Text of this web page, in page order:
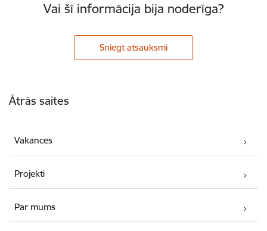
Vai šī informācija bija noderīga?
Sniegt atsauksmi
Ātrās saites
Vakances
Projekti
Par mums